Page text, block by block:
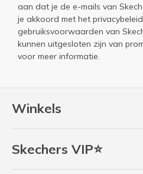
Winkels
Skechers VIP⭐
aan dat je de e-mails van
je akkoord met het privacybeleid
gebruiksvoorwaarden van
kunnen uitgesloten zijn van
voor meer informatie.